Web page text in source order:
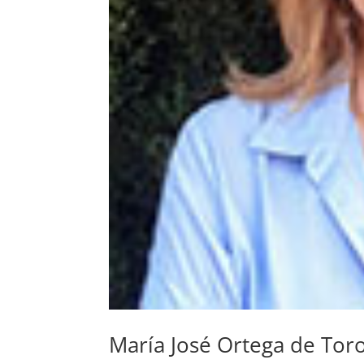
María José Ortega de